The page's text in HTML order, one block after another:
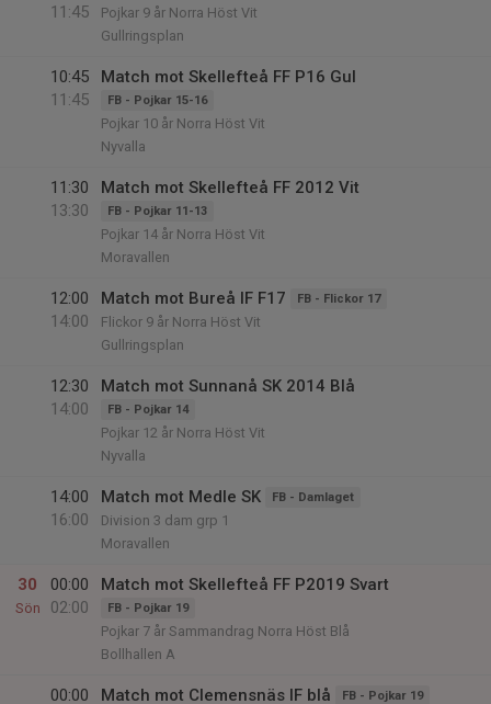
11:45
Pojkar 9 år Norra Höst Vit
Gullringsplan
10:45
11:45
Match mot Skellefteå FF P16 Gul
FB - Pojkar 15-16
Pojkar 10 år Norra Höst Vit
Nyvalla
11:30
13:30
Match mot Skellefteå FF 2012 Vit
FB - Pojkar 11-13
Pojkar 14 år Norra Höst Vit
Moravallen
12:00
14:00
Match mot Bureå IF F17 FB - Flickor 17
Flickor 9 år Norra Höst Vit
Gullringsplan
12:30
14:00
Match mot Sunnanå SK 2014 Blå
FB - Pojkar 14
Pojkar 12 år Norra Höst Vit
Nyvalla
14:00
16:00
Match mot Medle SK FB - Damlaget
Division 3 dam grp 1
Moravallen
30
Sön
00:00
02:00
Match mot Skellefteå FF P2019 Svart
FB - Pojkar 19
Pojkar 7 år Sammandrag Norra Höst Blå
Bollhallen A
00:00
Match mot Clemensnäs IF blå FB - Pojkar 19